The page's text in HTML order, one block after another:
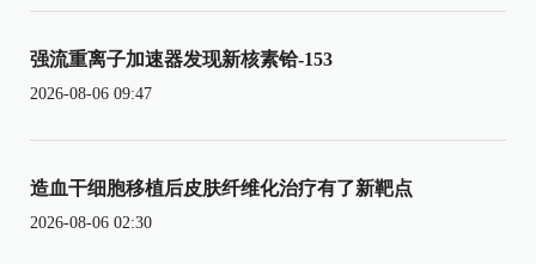
强流重离子加速器发现新核素铪-153
2026-08-06 09:47
造血干细胞移植后皮肤纤维化治疗有了新靶点
2026-08-06 02:30